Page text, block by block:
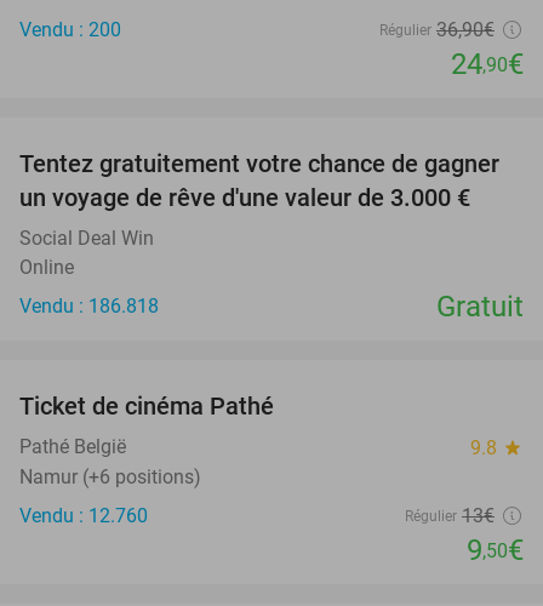
Vendu : 200
Régulier 36,90€
24,90€
Tentez gratuitement votre chance de gagner
un voyage de rêve d'une valeur de 3.000 €
Social Deal Win
Online
Vendu : 186.818
Gratuit
Ticket de cinéma Pathé
Pathé België 9.8 star
Namur (+6 positions)
Vendu : 12.760
Régulier 13€
9,50€